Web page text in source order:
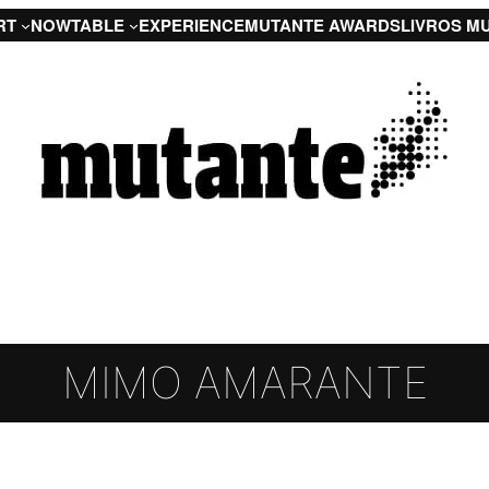
NOWTABLE EXPERIENCEMUTANTE AWARDSLIVROS
MIMO AMARANTE